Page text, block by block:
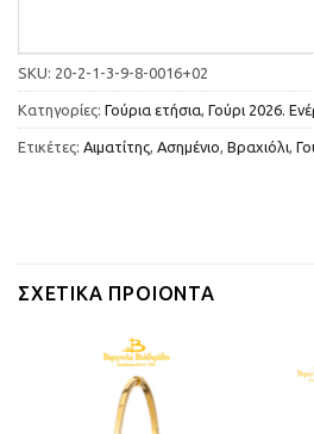
SKU: 20-2-1-3-9-8-0016+02
Κατηγορίες: Γούρια ετήσια, Γούρι 2026.
Ετικέτες: Αιματίτης, Ασημένιο, Βραχιόλι,
ΣΧΕΤΙΚΆ ΠΡΟΙΌΝΤΑ